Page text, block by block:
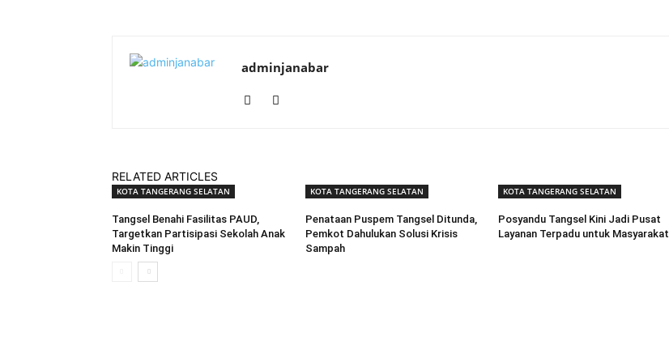
adminjanabar
RELATED ARTICLES
KOTA TANGERANG SELATAN
Tangsel Benahi Fasilitas PAUD,
Targetkan Partisipasi Sekolah Anak
Makin Tinggi
KOTA TANGERANG SELATAN
Penataan Puspem Tangsel Ditunda,
Pemkot Dahulukan Solusi Krisis
Sampah
KOTA TANGERANG SELATAN
Posyandu Tangsel Kini Jadi Pusat
Layanan Terpadu untuk Masyarakat